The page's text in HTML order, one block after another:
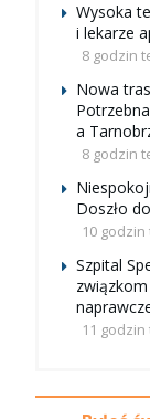
Wysoka
i lekarze
8 godzin
Nowa
a
8 godzin
Doszło
10 godzin
Szpital
11 godzin